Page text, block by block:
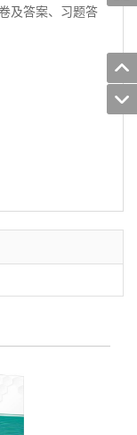
及答案、习题答